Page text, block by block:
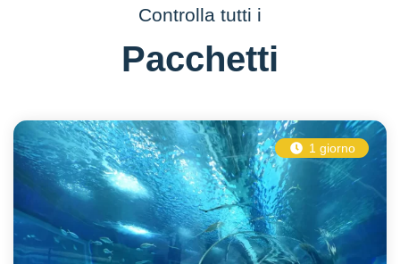
Controlla tutti i
Pacchetti
1 giorno